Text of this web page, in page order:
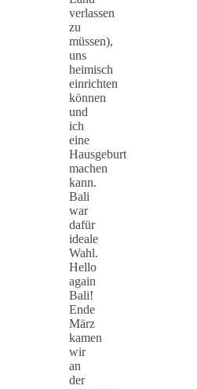
verlassen
zu
müssen),
uns
heimisch
einrichten
können
und
ich
eine
Hausgeburt
machen
kann.
Bali
war
dafür
ideale
Wahl.
Hello
again
Bali!
Ende
März
kamen
wir
an
der